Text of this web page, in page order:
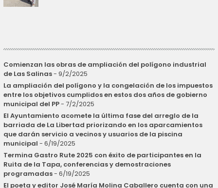
Comienzan las obras de ampliación del polígono industrial
de Las Salinas- 9/2/2025
La ampliación del polígono y la congelación de los impuestos
entre los objetivos cumplidos en estos dos años de gobierno
municipal del PP- 7/2/2025
El Ayuntamiento acomete la última fase del arreglo de la
barriada de La Libertad priorizando en los aparcamientos
que darán servicio a vecinos y usuarios de la piscina
municipal - 6/19/2025
Termina Gastro Rute 2025 con éxito de participantes en la
Ruita de la Tapa, conferencias y demostraciones
programadas- 6/19/2025
El poeta y editor José María Molina Caballero cuenta con una